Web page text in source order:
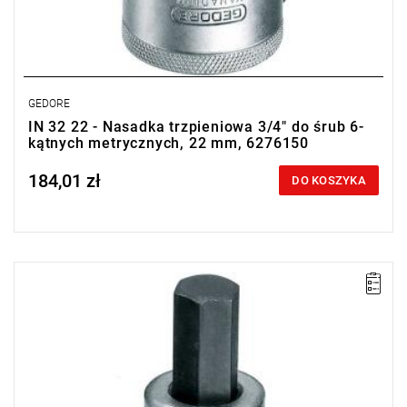
GEDORE
IN 32 22 - Nasadka trzpieniowa 3/4" do śrub 6-
kątnych metrycznych, 22 mm, 6276150
Price tax included
184,01 zł DO KOSZYKA